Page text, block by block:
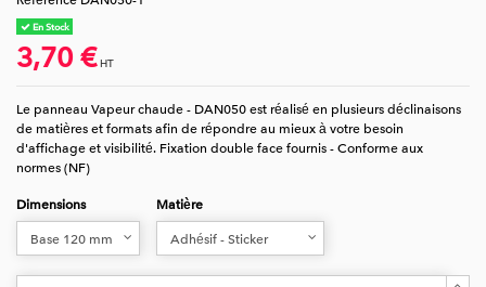
En Stock
3,70 € HT
Le panneau Vapeur chaude - DAN050 est réalisé en plusieurs déclinaisons
de matières et formats afin de répondre au mieux à votre besoin
d'affichage et visibilité. Fixation double face fournis - Conforme aux
normes (NF)
Dimensions Matière